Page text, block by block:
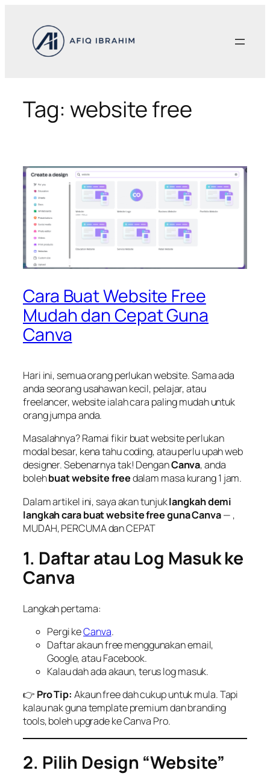
content
Tag: website free
Cara Buat Website Free
Mudah dan Cepat Guna
Canva
Hari ini, semua orang perlukan website. Sama ada
anda seorang usahawan kecil, pelajar, atau
freelancer, website ialah cara paling mudah untuk
orang jumpa anda.
Masalahnya? Ramai fikir buat website perlukan
modal besar, kena tahu coding, atau perlu upah web
designer. Sebenarnya tak! DenganCanva, anda
bolehbuat website freedalam masa kurang 1 jam.
Dalam artikel ini, saya akan tunjuklangkah demi
langkah cara buat website free guna Canva— ,
MUDAH, PERCUMA dan CEPAT
1. Daftar atau Log Masuk ke
Canva
Langkah pertama:
Pergi keCanva.
Daftar akaun free menggunakan email,
Google, atau Facebook.
Kalau dah ada akaun, terus log masuk.
👉 Pro Tip: Akaun free dah cukup untuk mula. Tapi
kalau nak guna template premium dan branding
tools, boleh upgrade ke Canva Pro.
2. Pilih Design “Website”